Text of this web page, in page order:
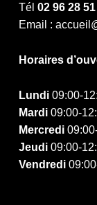
Tél 02 96 28
Email :
Horaires
Lundi09:00-
Mardi09:00-
Mercredi
Jeudi09:00-
Vendredi